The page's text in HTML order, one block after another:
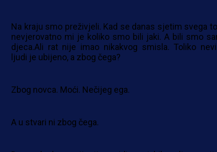
Na kraju smo preživjeli. Kad se danas sjetim svega
nevjerovatno mi je koliko smo bili jaki. A bili smo
djeca.Ali rat nije imao nikakvog smisla. Toliko
ljudi je ubijeno, a zbog čega?
Zbog novca. Moći. Nečijeg ega.
A u stvari ni zbog čega.